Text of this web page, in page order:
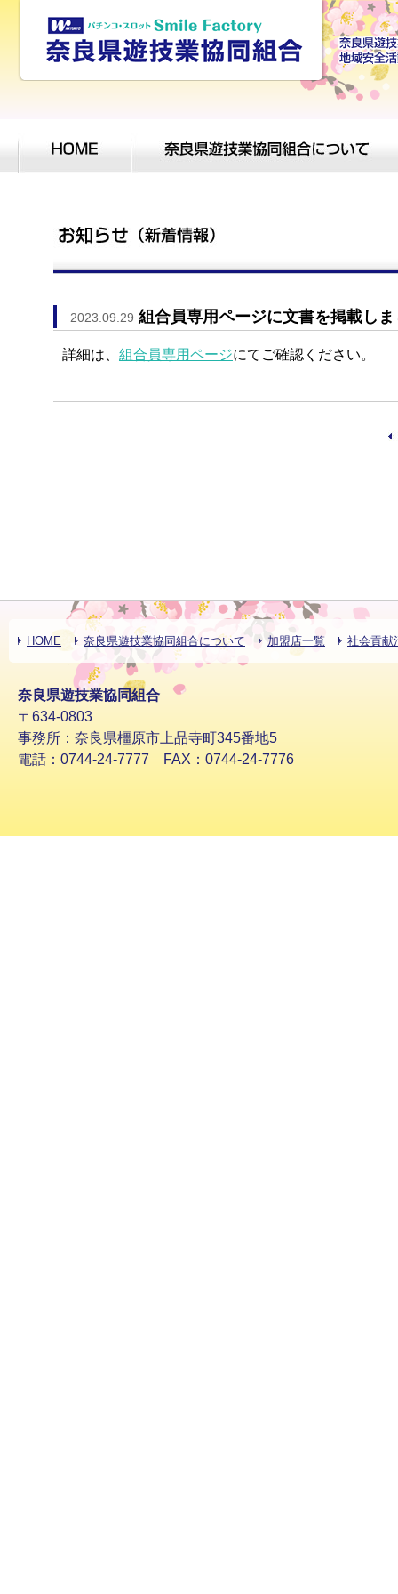
2023.09.29 組合員専用ページに文書を掲載しま
詳細は、 組合員専用ページにてご確認ください。
HOME 奈良県遊技業協同組合について 加盟店一覧 社会貢献
奈良県遊技業協同組合
〒634-0803
事務所：奈良県橿原市上品寺町345番地5
電話：0744-24-7777 FAX：0744-24-7776